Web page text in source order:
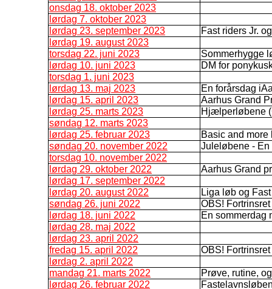
onsdag 18. oktober 2023
lørdag 7. oktober 2023
lørdag 23. september 2023
Fast riders Jr.
lørdag 19. august 2023
torsdag 22. juni 2023
Sommerhygge
lørdag 10. juni 2023
DM for
torsdag 1. juni 2023
lørdag 13. maj 2023
En forårsdag
lørdag 15. april 2023
Aarhus Grand
lørdag 25. marts 2023
Hjælperløbene
søndag 12. marts 2023
lørdag 25. februar 2023
Basic and more
søndag 20. november 2022
Juleløbene - En
torsdag 10. november 2022
lørdag 29. oktober 2022
Aarhus Grand
lørdag 17. september 2022
lørdag 20. august 2022
Liga løb og
søndag 26. juni 2022
OBS!
lørdag 18. juni 2022
En sommerdag
lørdag 28. maj 2022
lørdag 23. april 2022
fredag 15. april 2022
OBS!
lørdag 2. april 2022
mandag 21. marts 2022
Prøve, rutine,
lørdag 26. februar 2022